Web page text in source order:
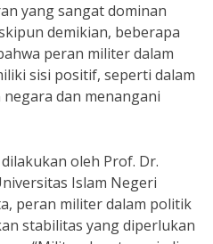
yang sangat dominan
demikian, beberapa
peran militer dalam
sisi positif, seperti dalam
dan menangani
oleh Prof. Dr.
Islam Negeri
peran militer dalam politik
stabilitas yang diperlukan